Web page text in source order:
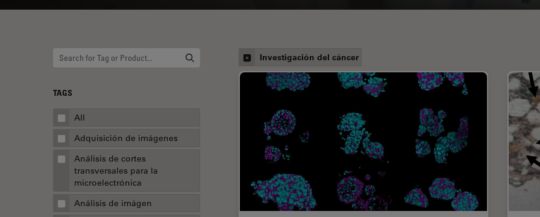
TAGS
All
Adquisición de imágenes
Análisis de cortes
transversales para la
microelectrónica
Análisis de imágen
Investigación del cáncer